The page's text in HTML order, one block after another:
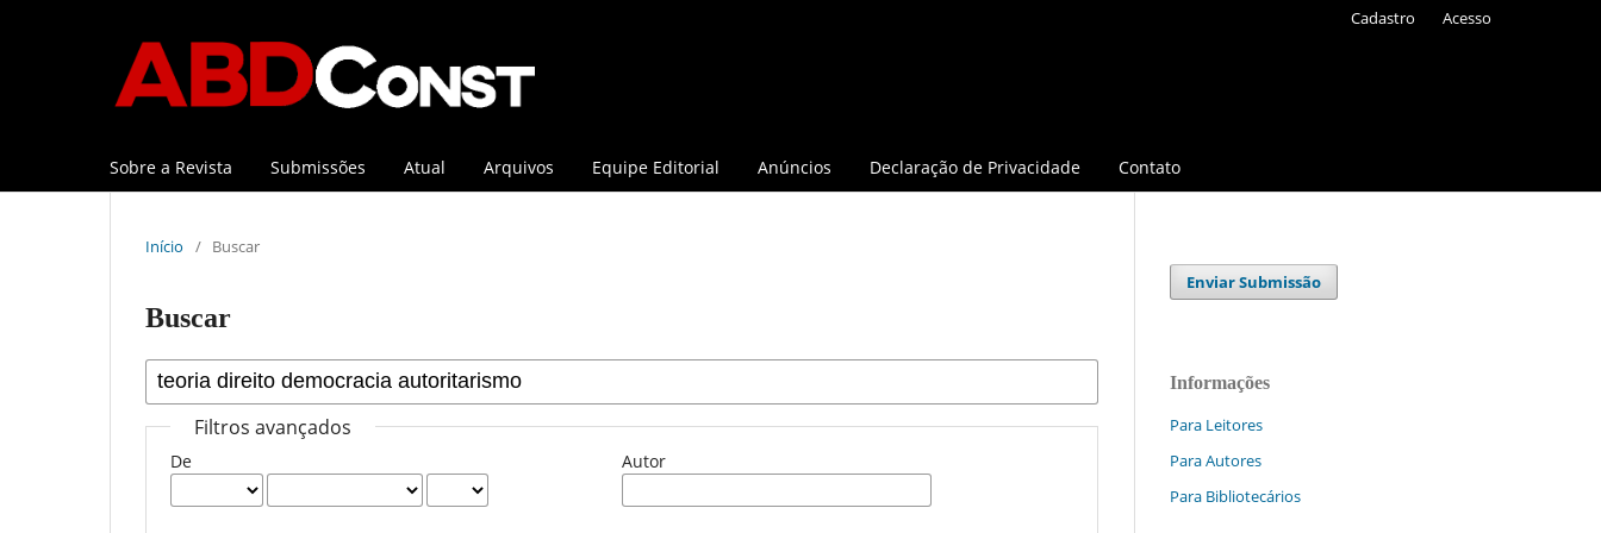
Sobre a Revista Submissões Atual Arquivos Equipe Editorial Anúncios Declaração de Privacidade Contato
Cadastro Acesso
Início / Buscar
Buscar
Filtros avançados
De Autor
Enviar Submissão
Informações
Para Leitores
Para Autores
Para Bibliotecários